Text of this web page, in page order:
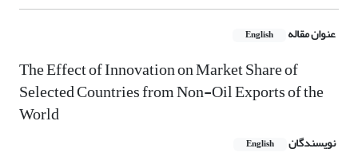
عنوان مقاله English
The Effect of Innovation on Market Share of
Selected Countries from Non-Oil Exports of the
World
نویسندگان English